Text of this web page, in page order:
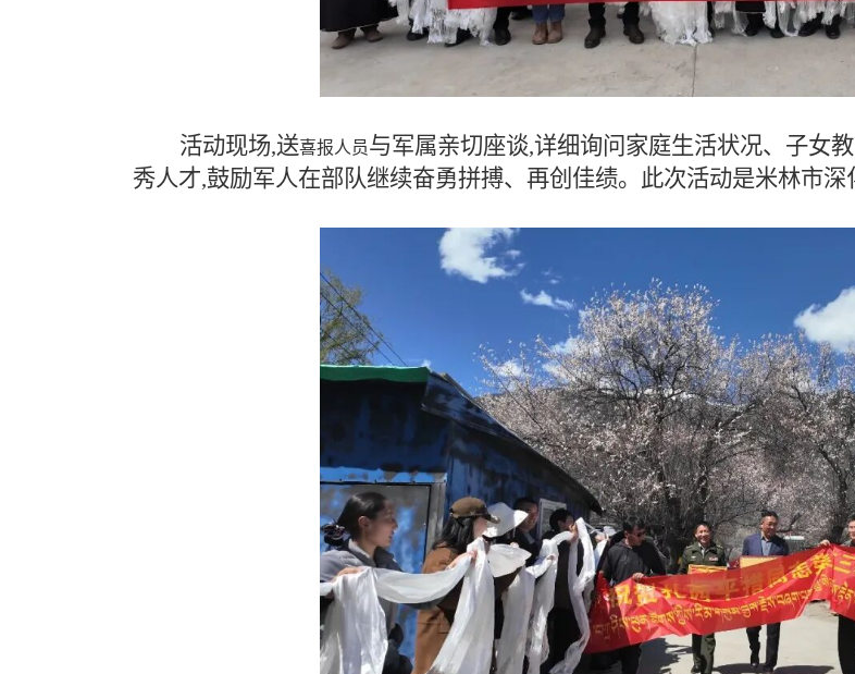
活动现场,送喜报人员与军属亲切座谈,详细询问家庭生活状况、子女
秀人才,鼓励军人在部队继续奋勇拼搏、再创佳绩。此次活动是米林市深